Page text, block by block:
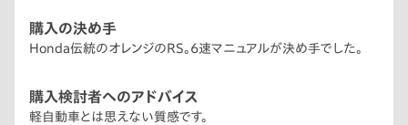
購入の決め手
Honda伝統のオレンジのRS。6速マニュアルが決め手でした。
購入検討者へのアドバイス
軽自動車とは思えない質感です。